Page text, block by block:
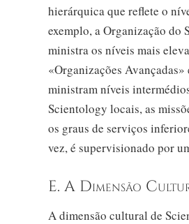
hierárquica que reflete o
exemplo, a Organização do
ministra os níveis mais
«Organizações
ministram níveis
Scientology locais, as
os graus de serviços
vez, é supervisionado por
E. A Dimensão
A dimensão cultural de